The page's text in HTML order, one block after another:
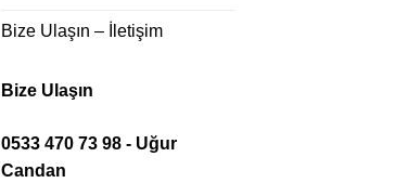
Bize Ulaşın – İletişim
Bize Ulaşın
0533 470 73 98 - Uğur
Candan